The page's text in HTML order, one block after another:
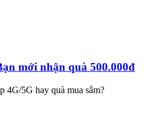
mới nhận quà 500.000đ
4G/5G hay quà mua sắm?